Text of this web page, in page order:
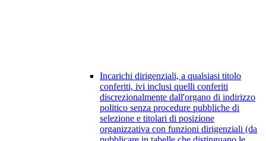
Incarichi dirigenziali, a qualsiasi titolo
conferiti, ivi inclusi quelli conferiti
discrezionalmente dall'organo di indirizzo
politico senza procedure pubbliche di
selezione e titolari di posizione
organizzativa con funzioni dirigenziali (da